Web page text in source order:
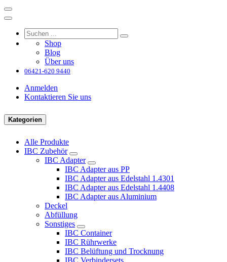
Shop
Blog
Über uns
06421-620 9440
Anmelden
Kontaktieren Sie uns
Kategorien
Alle Produkte
IBC Zubehör
IBC Adapter
IBC Adapter aus PP
IBC Adapter aus Edelstahl 1.4301
IBC Adapter aus Edelstahl 1.4408
IBC Adapter aus Aluminium
Deckel
Abfüllung
Sonstiges
IBC Container
IBC Rührwerke
IBC Belüftung und Trocknung
IBC Verbindersets